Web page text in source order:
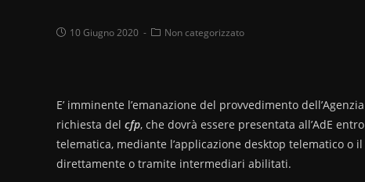
10 Giugno 2020 Non categorizzato
E’ imminente l’emanazione del provvedimento
richiesta del cfp, che dovrà essere presentata all’AdE
telematica, mediante l’applicazione desktop telematico o
direttamente o tramite intermediari abilitati.